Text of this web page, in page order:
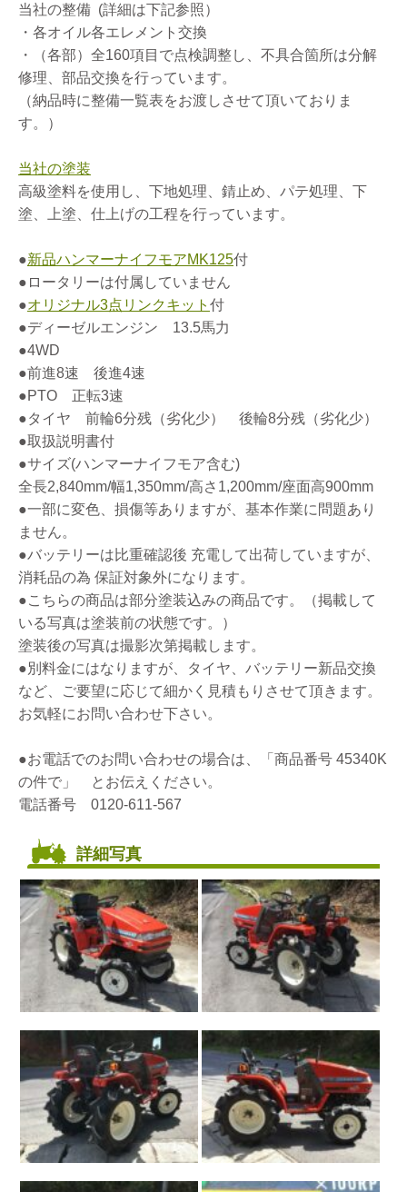
当社の整備 (詳細は下記参照）
・各オイル各エレメント交換
・（各部）全160項目で点検調整し、不具合箇所は分解
修理、部品交換を行っています。
（納品時に整備一覧表をお渡しさせて頂いておりま
す。）
当社の塗装
高級塗料を使用し、下地処理、錆止め、パテ処理、下
塗、上塗、仕上げの工程を行っています。
●新品ハンマーナイフモアMK125付
●ロータリーは付属していません
●オリジナル3点リンクキット 付
●ディーゼルエンジン 13.5馬力
●4WD
●前進8速 後進4速
●PTO 正転3速
●タイヤ 前輪6分残（劣化少） 後輪8分残（劣化少）
●取扱説明書付
●サイズ(ハンマーナイフモア含む)
全長2,840mm/幅1,350mm/高さ1,200mm/座面高900mm
●一部に変色、損傷等ありますが、基本作業に問題あり
ません。
●バッテリーは比重確認後 充電して出荷していますが、
消耗品の為 保証対象外になります。
●こちらの商品は部分塗装込みの商品です。（掲載して
いる写真は塗装前の状態です。）
塗装後の写真は撮影次第掲載します。
●別料金にはなりますが、タイヤ、バッテリー新品交換
など、ご要望に応じて細かく見積もりさせて頂きます。
お気軽にお問い合わせ下さい。
●お電話でのお問い合わせの場合は、「商品番号 45340K
の件で」 とお伝えください。
電話番号 0120-611-567
詳細写真